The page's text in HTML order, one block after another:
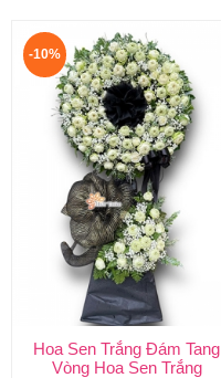
-10%
Hoa Sen Trắng Đám Tang
Vòng Hoa Sen Trắng